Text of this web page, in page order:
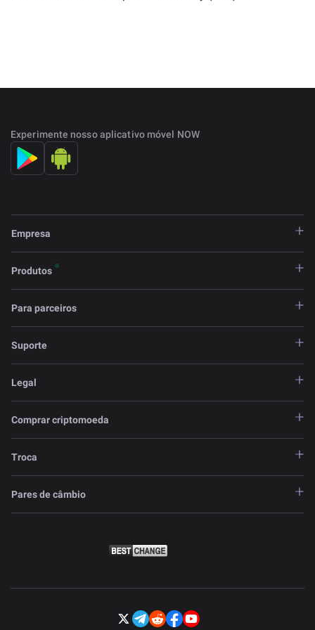
Experimente nosso aplicativo móvel NOW
Empresa
Produtos
Para parceiros
Suporte
Legal
Comprar criptomoeda
Troca
Pares de câmbio